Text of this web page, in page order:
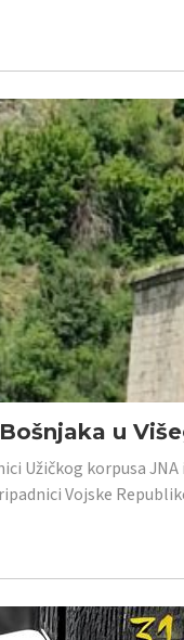
u
Užičkog korpusa
Vojske